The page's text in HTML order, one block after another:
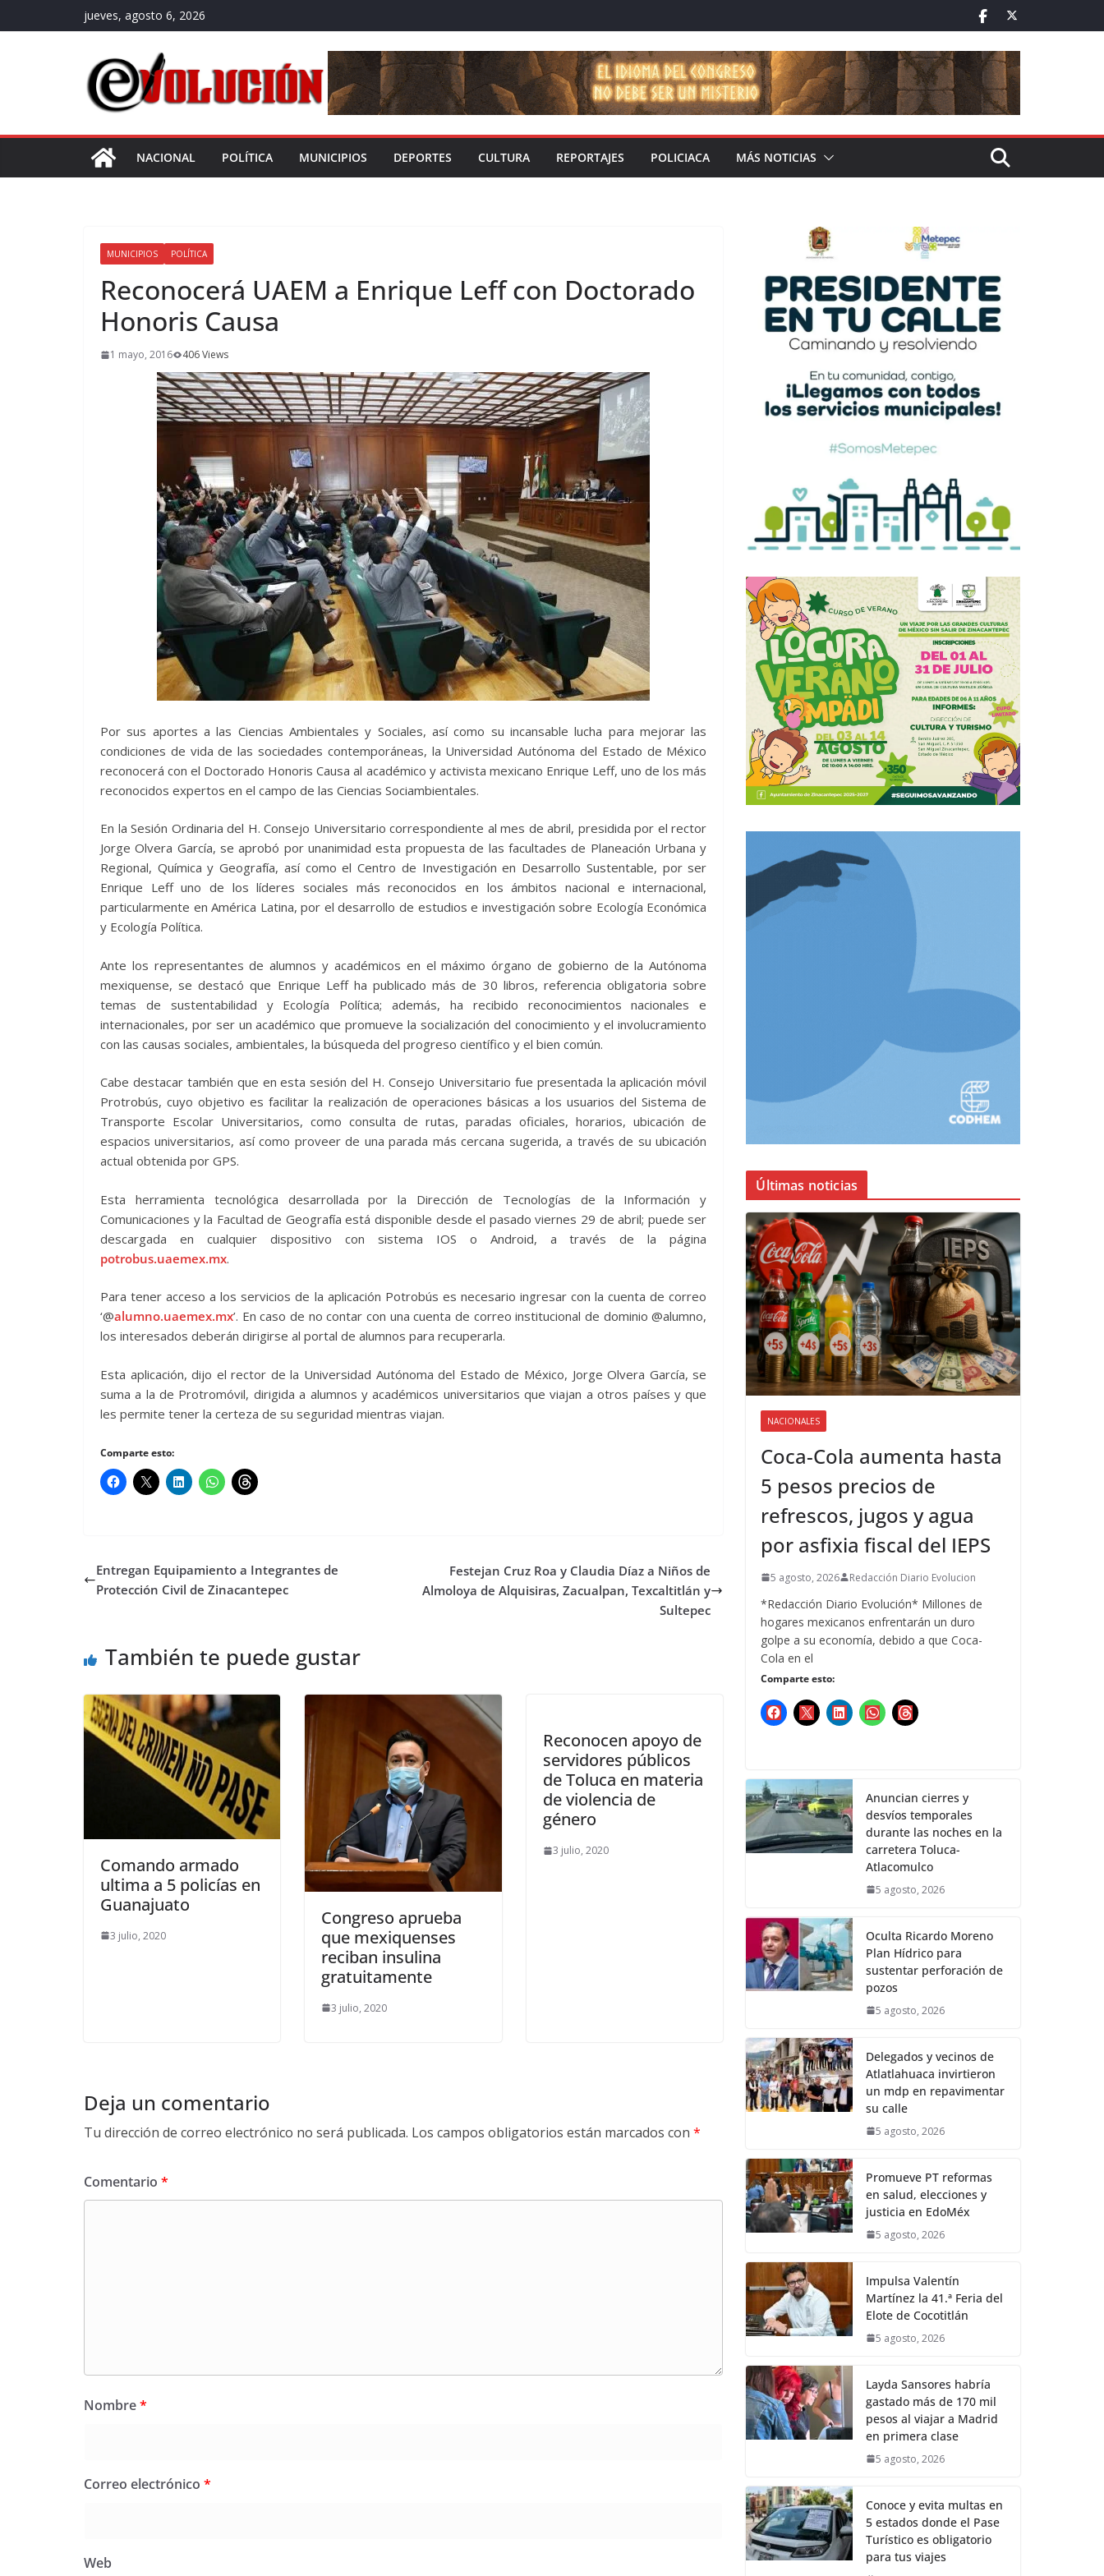
al
jueves, agosto 6, 2026
NACIONAL POLÍTICA MUNICIPIOS DEPORTES CULTURA REPORTAJES POLICIACA MÁS NOTICIAS
MUNICIPIOS POLÍTICA
Reconocerá UAEM a Enrique Leff con Doctorado
Honoris Causa
1 mayo, 2016 406 Views
Por sus aportes a las Ciencias Ambientales y Sociales, así como su incansable lucha para mejorar las
condiciones de vida de las sociedades contemporáneas, la Universidad Autónoma del Estado de México
reconocerá con el Doctorado Honoris Causa al académico y activista mexicano Enrique Leff, uno de los más
reconocidos expertos en el campo de las Ciencias Sociambientales.
En la Sesión Ordinaria del H. Consejo Universitario correspondiente al mes de abril, presidida por el rector
Jorge Olvera García, se aprobó por unanimidad esta propuesta de las facultades de Planeación Urbana y
Regional, Química y Geografía, así como el Centro de Investigación en Desarrollo Sustentable, por ser
Enrique Leff uno de los líderes sociales más reconocidos en los ámbitos nacional e internacional,
particularmente en América Latina, por el desarrollo de estudios e investigación sobre Ecología Económica
y Ecología Política.
Ante los representantes de alumnos y académicos en el máximo órgano de gobierno de la Autónoma
mexiquense, se destacó que Enrique Leff ha publicado más de 30 libros, referencia obligatoria sobre
temas de sustentabilidad y Ecología Política; además, ha recibido reconocimientos nacionales e
internacionales, por ser un académico que promueve la socialización del conocimiento y el involucramiento
con las causas sociales, ambientales, la búsqueda del progreso científico y el bien común.
Cabe destacar también que en esta sesión del H. Consejo Universitario fue presentada la aplicación móvil
Protrobús, cuyo objetivo es facilitar la realización de operaciones básicas a los usuarios del Sistema de
Transporte Escolar Universitarios, como consulta de rutas, paradas oficiales, horarios, ubicación de
espacios universitarios, así como proveer de una parada más cercana sugerida, a través de su ubicación
actual obtenida por GPS.
Esta herramienta tecnológica desarrollada por la Dirección de Tecnologías de la Información y
Comunicaciones y la Facultad de Geografía está disponible desde el pasado viernes 29 de abril; puede ser
descargada en cualquier dispositivo con sistema IOS o Android, a través de la página
potrobus.uaemex.mx.
Para tener acceso a los servicios de la aplicación Potrobús es necesario ingresar con la cuenta de correo
‘@alumno.uaemex.mx’. En caso de no contar con una cuenta de correo institucional de dominio @alumno,
los interesados deberán dirigirse al portal de alumnos para recuperarla.
Esta aplicación, dijo el rector de la Universidad Autónoma del Estado de México, Jorge Olvera García, se
suma a la de Protromóvil, dirigida a alumnos y académicos universitarios que viajan a otros países y que
les permite tener la certeza de su seguridad mientras viajan.
Comparte esto:
Entregan Equipamiento a Integrantes de
Protección Civil de Zinacantepec
Festejan Cruz Roa y Claudia Díaz a Niños de
Almoloya de Alquisiras, Zacualpan, Texcaltitlán y
Sultepec
También te puede gustar
Comando armado
ultima a 5 policías en
Guanajuato
3 julio, 2020
Congreso aprueba
que mexiquenses
reciban insulina
gratuitamente
3 julio, 2020
Reconocen apoyo de
servidores públicos
de Toluca en materia
de violencia de
género
3 julio, 2020
Deja un comentario
Tu dirección de correo electrónico no será publicada. Los campos obligatorios están marcados con *
Comentario *
Nombre*
Correo electrónico *
Web
Últimas noticias
NACIONALES
Coca-Cola aumenta hasta
5 pesos precios de
refrescos, jugos y agua
por asfixia fiscal del IEPS
5 agosto, 2026 Redacción Diario Evolucion
*Redacción Diario Evolución* Millones de
hogares mexicanos enfrentarán un duro
golpe a su economía, debido a que Coca-
Cola en el
Comparte esto:
Anuncian cierres y
desvíos temporales
durante las noches en la
carretera Toluca-
Atlacomulco
5 agosto, 2026
Oculta Ricardo Moreno
Plan Hídrico para
sustentar perforación de
pozos
5 agosto, 2026
Delegados y vecinos de
Atlatlahuaca invirtieron
un mdp en repavimentar
su calle
5 agosto, 2026
Promueve PT reformas
en salud, elecciones y
justicia en EdoMéx
5 agosto, 2026
Impulsa Valentín
Martínez la 41.ª Feria del
Elote de Cocotitlán
5 agosto, 2026
Layda Sansores habría
gastado más de 170 mil
pesos al viajar a Madrid
en primera clase
5 agosto, 2026
Conoce y evita multas en
5 estados donde el Pase
Turístico es obligatorio
para tus viajes